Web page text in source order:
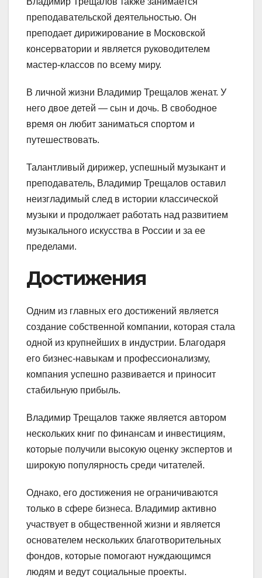
преподавательской деятельностью. Он
преподает дирижирование в Московской
консерватории и является руководителем
мастер-классов по всему миру.
В личной жизни Владимир Трещалов женат. У
него двое детей — сын и дочь. В свободное
время он любит заниматься спортом и
путешествовать.
Талантливый дирижер, успешный музыкант и
преподаватель, Владимир Трещалов оставил
неизгладимый след в истории классической
музыки и продолжает работать над развитием
музыкального искусства в России и за ее
пределами.
Достижения
Одним из главных его достижений является
создание собственной компании, которая стала
одной из крупнейших в индустрии. Благодаря
его бизнес-навыкам и профессионализму,
компания успешно развивается и приносит
стабильную прибыль.
Владимир Трещалов также является автором
нескольких книг по финансам и инвестициям,
которые получили высокую оценку экспертов и
широкую популярность среди читателей.
Однако, его достижения не ограничиваются
только в сфере бизнеса. Владимир активно
участвует в общественной жизни и является
основателем нескольких благотворительных
фондов, которые помогают нуждающимся
людям и ведут социальные проекты.